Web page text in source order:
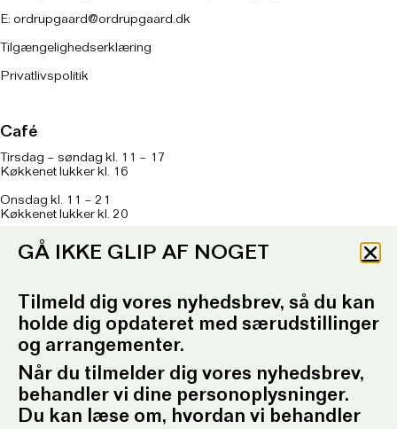
E: ordrupgaard@ordrupgaard.dk
Tilgængelighedserklæring
Privatlivspolitik
Café
Tirsdag – søndag kl. 11 – 17
Køkkenet lukker kl. 16
Onsdag kl. 11 – 21
Køkkenet lukker kl. 20
Om caféen her
kl. 10.30-12.30 og kl. 16.30-17.30
ordrupgaard.mondrups@outlook.dk
Presserum
Pressemeddelelser
Pressebilleder
GÅ IKKE GLIP AF NOGET
Tilmeld dig vores nyhedsbrev, så du kan
holde dig opdateret med særudstillinger
og arrangementer.
Når du tilmelder dig vores nyhedsbrev,
behandler vi dine personoplysninger.
Du kan læse om, hvordan vi behandler